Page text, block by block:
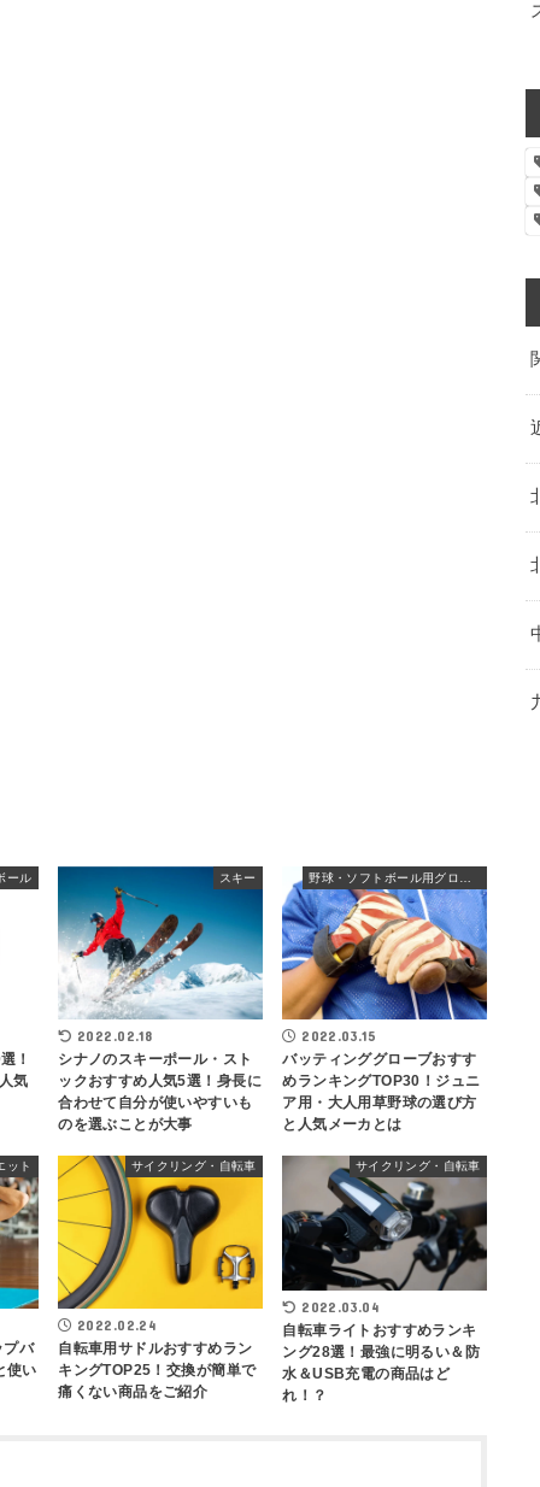
ール
！
気
スキー
2022.02.18
シナノのスキーポール・スト
ックおすすめ人気5選！身長に
合わせて自分が使いやすいも
のを選ぶことが大事
2022.03.15
バッティンググローブおすす
めランキングTOP30！ジュニ
ア用・大人用草野球の選び方
と人気メーカとは
ット
プバ
使い
サイクリング・自転車
2022.02.24
自転車用サドルおすすめラン
キングTOP25！交換が簡単で
痛くない商品をご紹介
サイクリング・自転車
2022.03.04
自転車ライトおすすめランキ
ング28選！最強に明るい＆防
水＆USB充電の商品はど
れ！？